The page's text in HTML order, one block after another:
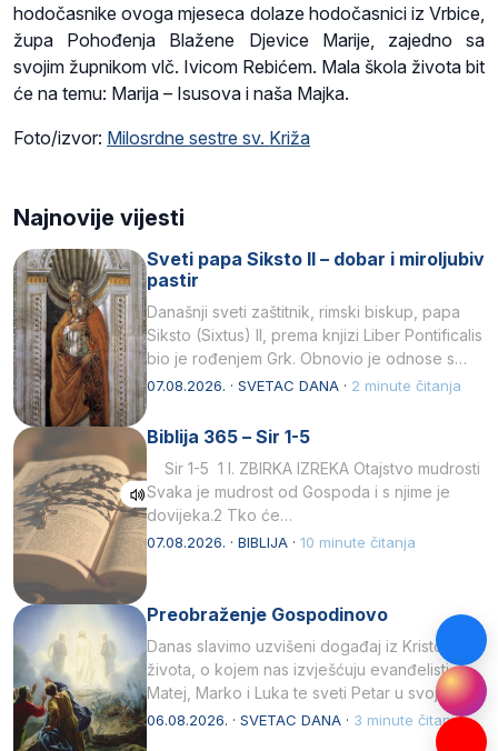
hodočasnike ovoga mjeseca dolaze hodočasnici iz Vrbice,
župa Pohođenja Blažene Djevice Marije, zajedno sa
svojim župnikom vlč. Ivicom Rebićem. Mala škola života bit
će na temu: Marija – Isusova i naša Majka.
Foto/izvor: Milosrdne sestre sv. Križa
Najnovije vijesti
Sveti papa Siksto II – dobar i miroljubiv
pastir
Današnji sveti zaštitnik, rimski biskup, papa
Siksto (Sixtus) II, prema knjizi Liber Pontificalis
bio je rođenjem Grk. Obnovio je odnose s
afričkim…
07.08.2026. · SVETAC DANA · 2 minute čitanja
Biblija 365 – Sir 1-5
Sir 1-5 1 I. ZBIRKA IZREKA Otajstvo mudrosti
Svaka je mudrost od Gospoda i s njime je
dovijeka.2 Tko će…
07.08.2026. · BIBLIJA · 10 minute čitanja
Preobraženje Gospodinovo
Danas slavimo uzvišeni događaj iz Kristova
života, o kojem nas izvješćuju evanđelisti
Matej, Marko i Luka te sveti Petar u svojoj
drugoj…
06.08.2026. · SVETAC DANA · 3 minute čitanja